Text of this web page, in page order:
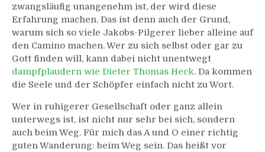
zwangsläufig unangenehm ist, der wird diese
Erfahrung machen. Das ist denn auch der Grund,
warum sich so viele Jakobs-Pilgerer lieber alleine auf
den Camino machen. Wer zu sich selbst oder gar zu
Gott finden will, kann dabei nicht unentwegt
dampfplaudern wie Dieter Thomas Heck. Da kommen
die Seele und der Schöpfer einfach nicht zu Wort.
Wer in ruhigerer Gesellschaft oder ganz allein
unterwegs ist, ist nicht nur sehr bei sich, sondern
auch beim Weg. Für mich das A und O einer richtig
guten Wanderung: beim Weg sein. Das heißt vor